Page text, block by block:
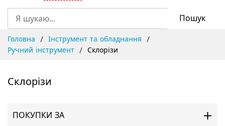
Пошук
Головна
Інструмент та обладнання
Ручний інструмент
Склорізи
Склорізи
ПОКУПКИ ЗА